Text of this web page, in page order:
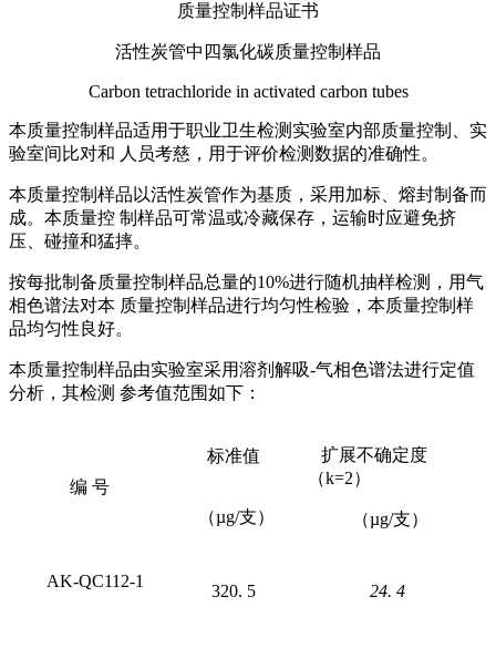
质量控制样品证书
活性炭管中四氯化碳质量控制样品
Carbon tetrachloride in activated carbon tubes
本质量控制样品适用于职业卫生检测实验室内部质量控制、实
验室间比对和 人员考慈，用于评价检测数据的准确性。
本质量控制样品以活性炭管作为基质，采用加标、熔封制备而
成。本质量控 制样品可常温或冷藏保存，运输时应避免挤
压、碰撞和猛摔。
按每批制备质量控制样品总量的10%进行随机抽样检测，用气
相色谱法对本 质量控制样品进行均匀性检验，本质量控制样
品均匀性良好。
本质量控制样品由实验室采用溶剂解吸-气相色谱法进行定值
分析，其检测 参考值范围如下：
编 号
标准值
（µg/支）
扩展不确定度
（k=2）
（µg/支）
AK-QC112-1
320. 5 24. 4